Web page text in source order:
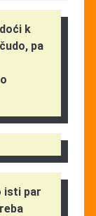
k
pa
isti par